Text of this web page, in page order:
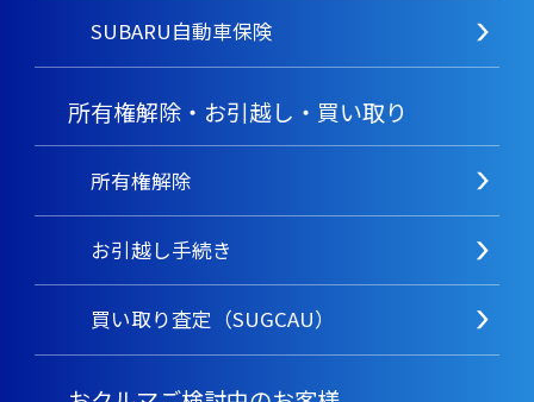
SUBARU自動車保険
所有権解除・お引越し・買い取り
所有権解除
お引越し手続き
買い取り査定（SUGCAU）